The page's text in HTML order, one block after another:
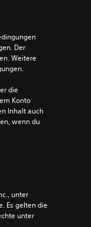
Der
Weitere
die
Konto
Inhalt auch
wenn du
unter
Es gelten die
unter